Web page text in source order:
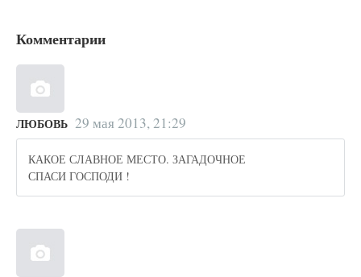
Комментарии
ЛЮБОВЬ 29 мая 2013, 21:29
КАКОЕ СЛАВНОЕ МЕСТО. ЗАГАДОЧНОЕ
СПАСИ ГОСПОДИ !